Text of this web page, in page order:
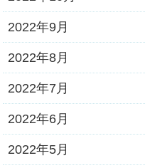
2022年9月
2022年8月
2022年7月
2022年6月
2022年5月